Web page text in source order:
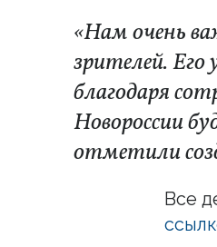
«Нам очень
зрителей. Его
благодаря
Новороссии
отметили
Все